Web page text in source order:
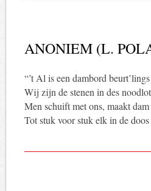
ANONIEM (L.
“’t Al is een dambord
Wij zijn de stenen in des
Men schuift met ons, maakt dam
Tot stuk voor stuk elk in de doos